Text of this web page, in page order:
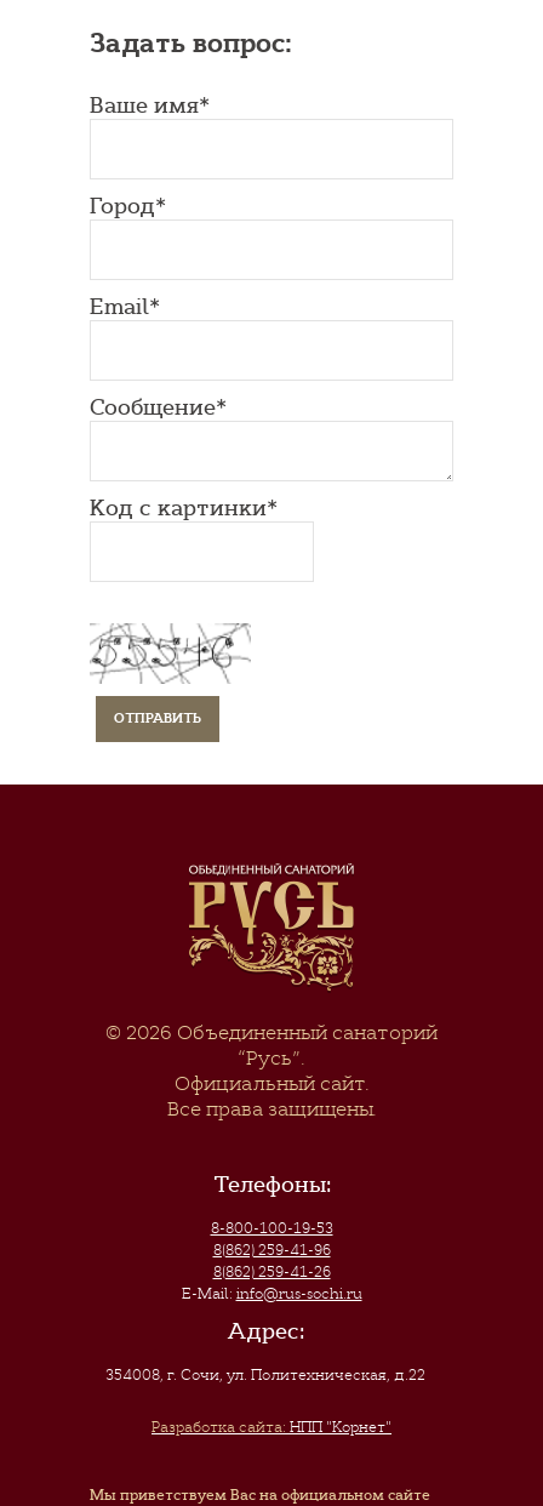
Задать вопрос:
Ваше имя*
Город*
Email*
Сообщение*
Код с картинки*
© 2026 Объединенный санаторий
“Русь”.
Официальный сайт.
Все права защищены.
Телефоны:
8-800-100-19-53
8(862) 259-41-96
8(862) 259-41-26
E-Mail: info@rus-sochi.ru
Адрес:
354008, г. Сочи,ул. Политехническая, д.22
Разработка сайта: НПП "Корнет"
Мы приветствуем Вас на официальном сайте